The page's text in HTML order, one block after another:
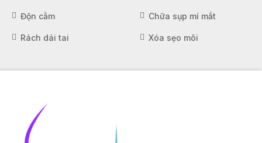
Độn cằm Chữa sụp mí mắt
Rách dái tai Xóa sẹo môi